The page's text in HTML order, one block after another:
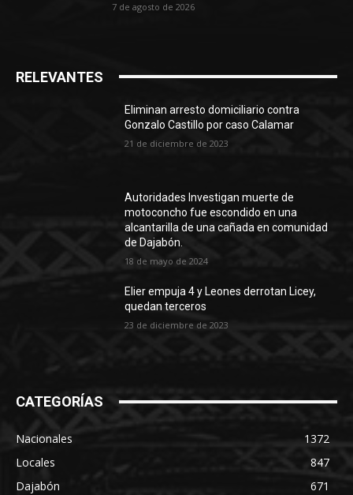
7 de agosto de 2026
RELEVANTES
Eliminan arresto domiciliario contra
Gonzalo Castillo por caso Calamar
21 de diciembre de 2023
Autoridades Investigan muerte de
motoconcho fue escondido en una
alcantarilla de una cañada en comunidad
de Dajabón.
18 de mayo de 2024
Elier empuja 4 y Leones derrotan Licey,
quedan terceros
23 de diciembre de 2023
CATEGORÍAS
Nacionales
1372
Locales
847
Dajabón
671